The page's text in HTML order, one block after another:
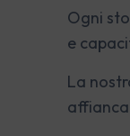
Link
Digital
Ogni
e
La